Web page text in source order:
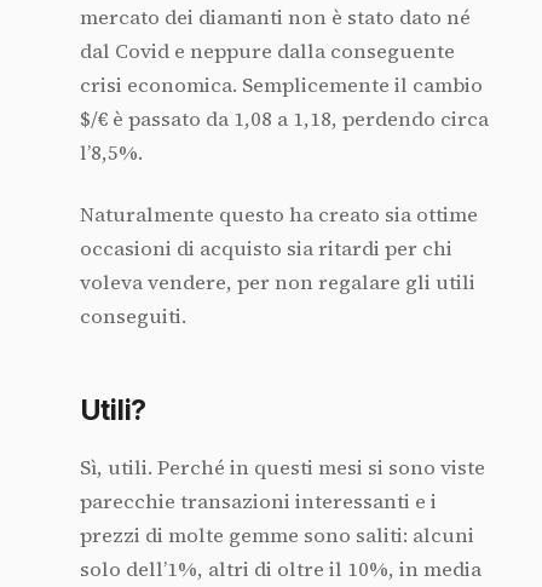
mercato dei diamanti non è stato dato né
dal Covid e neppure dalla conseguente
crisi economica. Semplicemente il cambio
$/€ è passato da 1,08 a 1,18, perdendo circa
l’8,5%.
Naturalmente questo ha creato sia ottime
occasioni di acquisto sia ritardi per chi
voleva vendere, per non regalare gli utili
conseguiti.
Utili?
Sì, utili. Perché in questi mesi si sono viste
parecchie transazioni interessanti e i
prezzi di molte gemme sono saliti: alcuni
solo dell’1%, altri di oltre il 10%, in media